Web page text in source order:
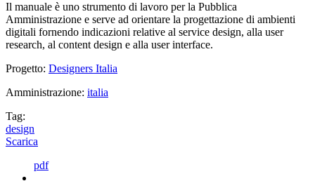
Il manuale è uno strumento di lavoro per la Pubblica
Amministrazione e serve ad orientare la progettazione di ambienti
digitali fornendo indicazioni relative al service design, alla user
research, al content design e alla user interface.
Progetto: Designers Italia
Amministrazione: italia
Tag:
design
Scarica
pdf